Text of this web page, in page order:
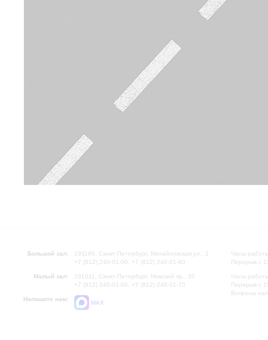
Большой зал:
191186, Санкт-Петербург, Михайловская ул., 2
+7 (812) 240-01-00, +7 (812) 240-01-80
Малый зал:
191011, Санкт-Петербург, Невский пр., 30
+7 (812) 240-01-00, +7 (812) 240-01-70
Напишите нам:
MAX
Часы
Перерыв с
Часы
Перерыв с
Вопросы